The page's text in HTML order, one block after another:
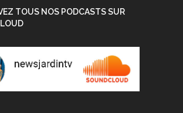
TOUS NOS PODCASTS SUR